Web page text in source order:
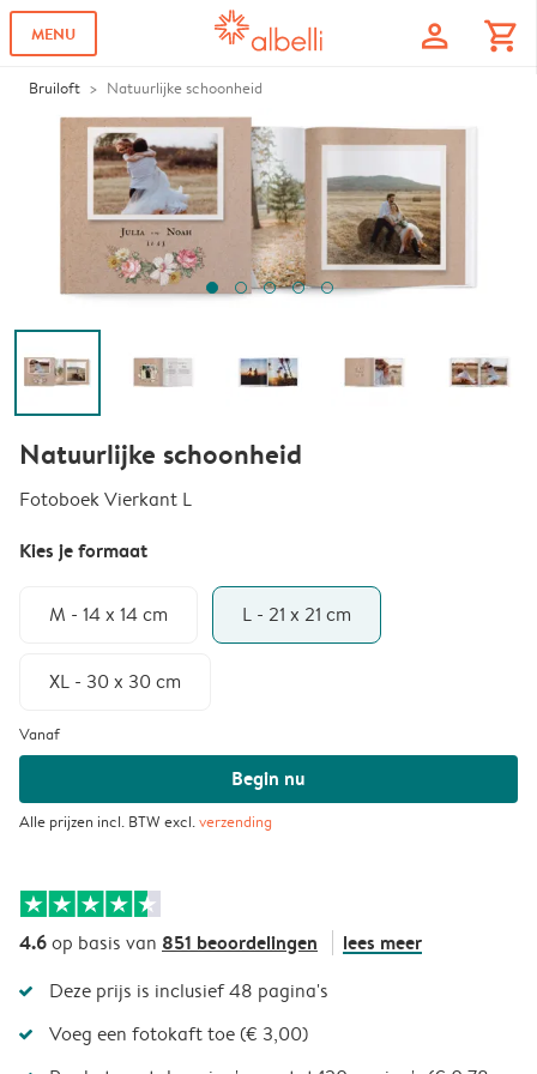
MENU profile shopping_cart
Bruiloft Natuurlijke schoonheid
Natuurlijke schoonheid
Fotoboek Vierkant L
Kies je formaat
M - 14 x 14 cm L - 21 x 21 cm
XL - 30 x 30 cm
Vanaf
Begin nu
Alle prijzen incl. BTW excl.verzending
4.6op basis van 851 beoordelingen lees meer
Deze prijs is inclusief 48 pagina's
Voeg een fotokaft toe (€ 3,00)